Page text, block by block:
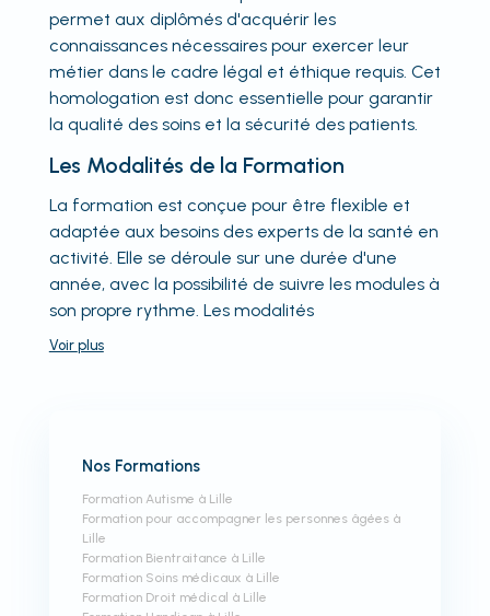
permet aux diplômés d'acquérir les
connaissances nécessaires pour exercer leur
métier dans le cadre légal et éthique requis. Cet
homologation est donc essentielle pour garantir
la qualité des soins et la sécurité des patients.
Les Modalités de la Formation
La formation est conçue pour être flexible et
adaptée aux besoins des experts de la santé en
activité. Elle se déroule sur une durée d'une
année, avec la possibilité de suivre les modules à
son propre rythme. Les modalités
Voir plus
Nos Formations
Formation Autisme à Lille
Formation pour accompagner les personnes âgées à
Lille
Formation Bientraitance à Lille
Formation Soins médicaux à Lille
Formation Droit médical à Lille